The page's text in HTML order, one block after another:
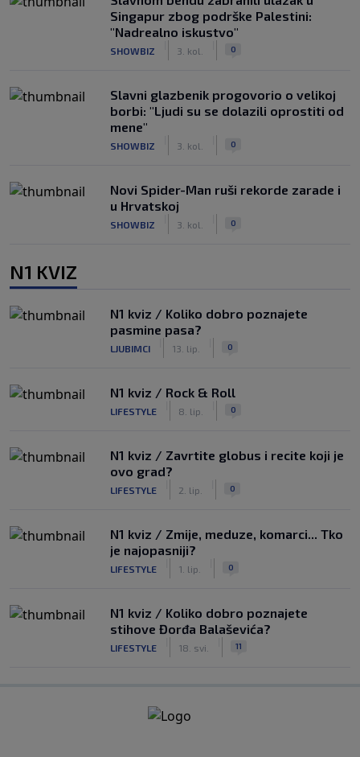
Singapur zbog podrške Palestini:
"Nadrealno iskustvo"
SHOWBIZ 3. kol. 0
Slavni glazbenik progovorio o velikoj
borbi: "Ljudi su se dolazili oprostiti od
mene"
SHOWBIZ 3. kol. 0
Novi Spider-Man ruši rekorde zarade i
u Hrvatskoj
SHOWBIZ 3. kol. 0
N1 KVIZ
N1 kviz / Koliko dobro poznajete
pasmine pasa?
LJUBIMCI 13. lip. 0
N1 kviz / Rock & Roll
LIFESTYLE 8. lip. 0
N1 kviz / Zavrtite globus i recite koji je
ovo grad?
LIFESTYLE 2. lip. 0
N1 kviz / Zmije, meduze, komarci... Tko
je najopasniji?
LIFESTYLE 1. lip. 0
N1 kviz / Koliko dobro poznajete
stihove Đorđa Balaševića?
LIFESTYLE 18. svi. 11